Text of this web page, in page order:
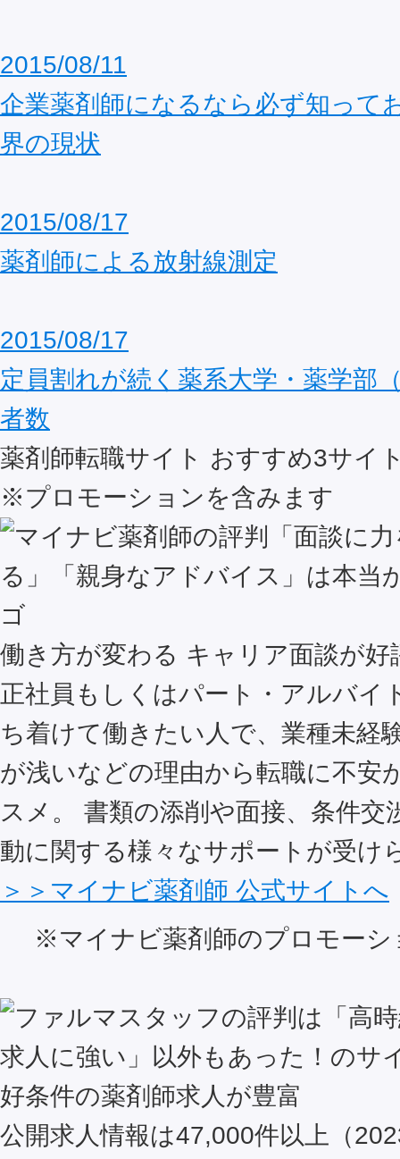
2015/08/11
企業薬剤師になるなら必ず知って
界の現状
2015/08/17
薬剤師による放射線測定
2015/08/17
定員割れが続く薬系大学・薬学部
者数
薬剤師転職サイト おすすめ3サイ
※プロモーションを含みます
働き方が変わる キャリア面談が好
正社員もしくはパート・アルバイ
ち着けて働きたい人で、業種未経
が浅いなどの理由から転職に不安
スメ。 書類の添削や面接、条件交
動に関する様々なサポートが受け
＞＞マイナビ薬剤師 公式サイトへ
※マイナビ薬剤師のプロモーシ
好条件の薬剤師求人が豊富
公開求人情報は47,000件以上（